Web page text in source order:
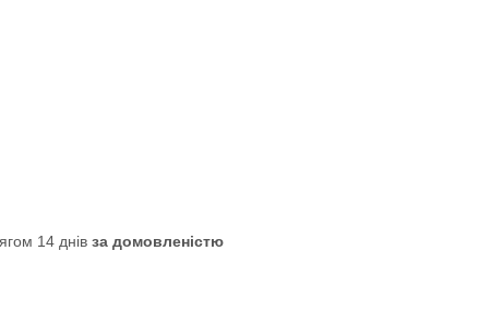
14 днів за домовленістю